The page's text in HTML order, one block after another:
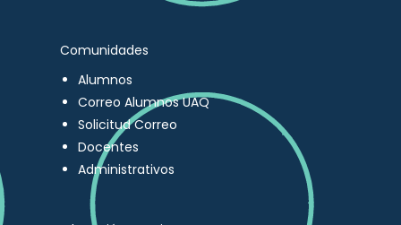
Comunidades
Alumnos
Correo Alumnos UAQ
Solicitud Correo
Docentes
Administrativos